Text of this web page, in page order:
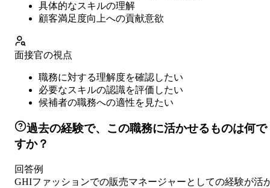
具体的なスキルの理解
顧客満足度向上への貢献意欲
面接官の視点
職務に対する理解度を確認したい
必要なスキルの認識を評価したい
候補者の職務への適性を見たい
過去の経験で、この職務に活かせるものは何で
すか？
回答例
GHIファッションでの販売マネージャーとしての経験が活